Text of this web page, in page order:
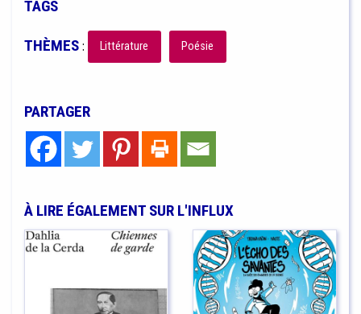
TAGS
THÈMES: Littérature Poésie
PARTAGER
À LIRE ÉGALEMENT SUR L'INFLUX